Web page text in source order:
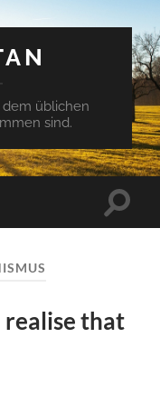
üblichen
sind.
realise that